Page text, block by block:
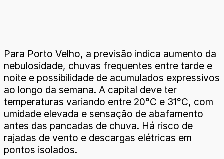
Para Porto Velho, a previsão indica aumento da
nebulosidade, chuvas frequentes entre tarde e
noite e possibilidade de acumulados expressivos
ao longo da semana. A capital deve ter
temperaturas variando entre 20°C e 31°C, com
umidade elevada e sensação de abafamento
antes das pancadas de chuva. Há risco de
rajadas de vento e descargas elétricas em
pontos isolados.